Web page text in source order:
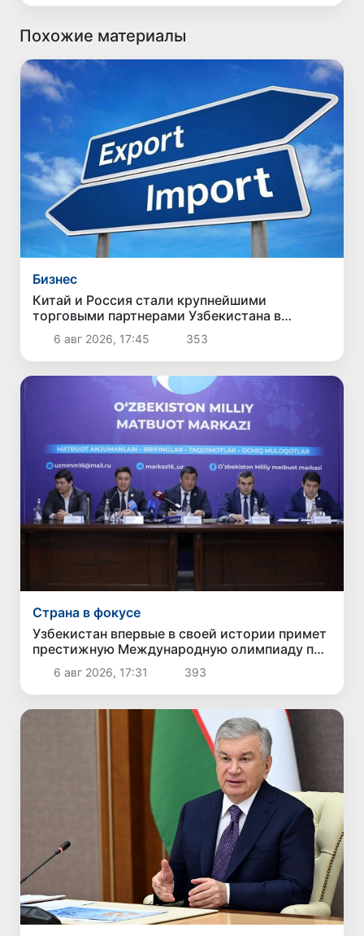
Похожие материалы
Бизнес
Китай и Россия стали крупнейшими
торговыми партнерами Узбекистана в
первом полугодии 2026 года
6 авг 2026, 17:45 353
Страна в фокусе
Узбекистан впервые в своей истории примет
престижную Международную олимпиаду по
информатике IOI 2026
6 авг 2026, 17:31 393